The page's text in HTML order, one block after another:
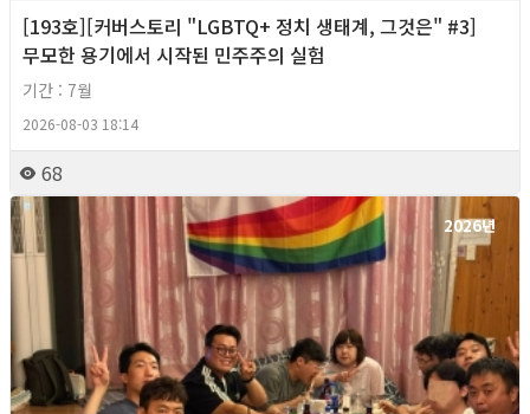
[193호][커버스토리 "LGBTQ+ 정치 생태계, 그것은" #3]
무모한 용기에서 시작된 민주주의 실험
기간 : 7월
2026-08-03 18:14
68
2026년